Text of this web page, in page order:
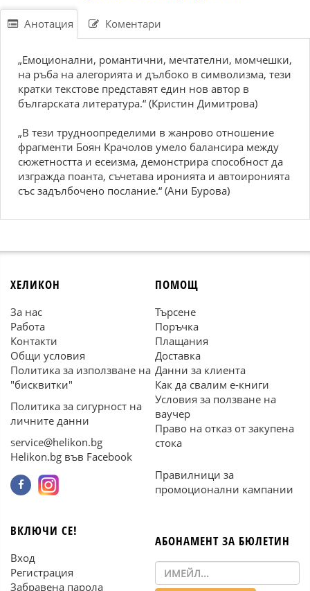
Анотация Коментари
„Емоционални, романтични, мечтателни, момчешки,
на ръба на алегорията и дълбоко в символизма, тези
кратки текстове представят един нов автор в
българската литература.“ (Кристин Димитрова)
„В тези трудноопределими в жанрово отношение
фрагменти Боян Крачолов умело балансира между
сюжетността и есеизма, демонстрира способност да
изгражда поанта, съчетава иронията и автоиронията
със задълбочено послание.“ (Ани Бурова)
ХЕЛИКОН
За нас
Работа
Контакти
Общи условия
Политика за използване на
"бисквитки"
Политика за сигурност на
личните данни
service@helikon.bg
Helikon.bg във Facebook
ПОМОЩ
Търсене
Поръчка
Плащания
Доставка
Данни за клиента
Как да свалим е-книги
Условия за ползване на
ваучер
Право на отказ от закупена
стока
Правилници за
промоционални кампании
ВКЛЮЧИ СЕ!
Вход
Регистрация
Забравена парола
АБОНАМЕНТ ЗА БЮЛЕТИН